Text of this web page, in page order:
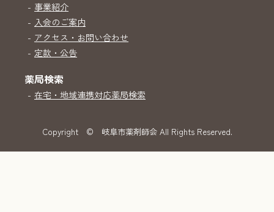
- 事業紹介
- 入会のご案内
- アクセス・お問い合わせ
- 定款・公告
薬局検索
- 在宅・地域連携対応薬局検索
Copyright© 岐阜市薬剤師会 All Rights Reserved.